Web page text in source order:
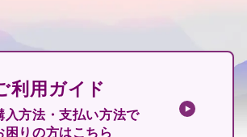
利用ガイド
入方法・支払い方法で
困りの方はこちら